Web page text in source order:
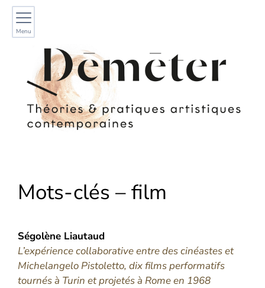
Menu
Mots-clés – film
Ségolène Liautaud
L’expérience collaborative entre des cinéastes et
Michelangelo Pistoletto, dix films performatifs
tournés à Turin et projetés à Rome en 1968